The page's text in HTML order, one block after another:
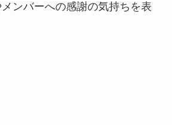
ンバーへの感謝の気持ちを表